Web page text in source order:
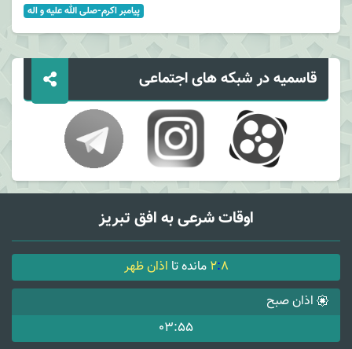
پيامبر اکرم-صلی الله عليه و اله
قاسمیه در شبکه های اجتماعی
اوقات شرعی به افق تبریز
2:8 مانده تا اذان ظهر
اذان صبح
03:55